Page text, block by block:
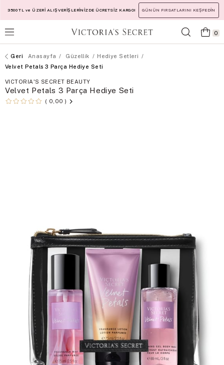
3500 TL ve ÜZERİ ALIŞVERİŞLERİNİZDE ÜCRETSİZ KARGO! GÜNÜN FIRSATLARINI KEŞFEDİN
0
Anasayfa Güzellik
Hediye Setleri
Velvet Petals 3 Parça Hediye Seti
VICTORIA'S SECRET BEAUTY
Velvet Petals 3 Parça Hediye Seti
0,00